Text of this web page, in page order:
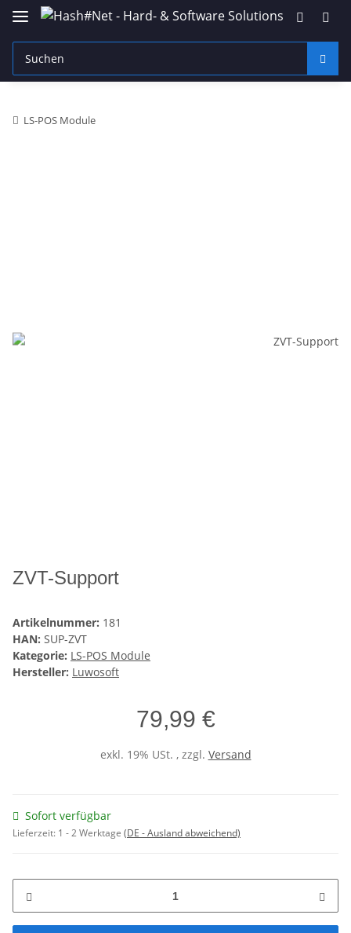
LS-POS Module
ZVT-Support
Artikelnummer: 181
HAN: SUP-ZVT
Kategorie: LS-POS Module
Hersteller: Luwosoft
79,99 €
exkl. 19% USt. , zzgl. Versand
Sofort verfügbar
Lieferzeit: 1 - 2 Werktage (DE - Ausland abweichend)